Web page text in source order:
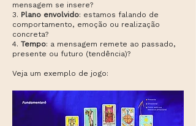
mensagem se insere?
3. Plano envolvido: estamos falando de
comportamento, emoção ou realização
concreta?
4. Tempo: a mensagem remete ao passado,
presente ou futuro (tendência)?
Veja um exemplo de jogo:​​